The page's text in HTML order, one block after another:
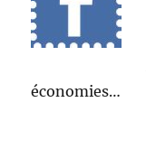
économies…